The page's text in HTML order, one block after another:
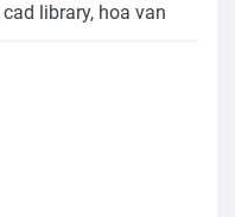
cad library, hoa van